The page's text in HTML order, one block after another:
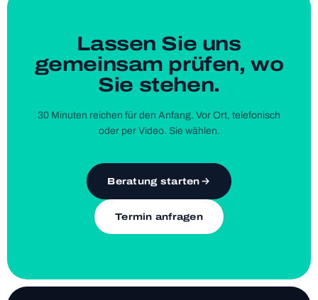
Las­sen Sie uns
gemein­sam prü­fen,wo
Sie ste­hen.
30 Minu­ten rei­chen für den Anfang. Vor Ort, tele­fo­nisch
oder per Video. Sie wäh­len.
Beratung starten
Termin anfragen